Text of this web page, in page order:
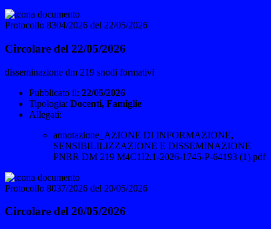
Protocollo 8304/2026 del 22/05/2026
Circolare del 22/05/2026
disseminazione dm 219 snodi formativi
Pubblicato il: 22/05/2026
Tipologia: Docenti, Famiglie
Allegati:
annotazione_AZIONE DI INFORMAZIONE,
SENSIBILILIZZAZIONE E DISSEMINAZIONE
PNRR DM 219 M4C1I2.1-2026-1745-P-64193 (1).pdf
Protocollo 8037/2026 del 20/05/2026
Circolare del 20/05/2026